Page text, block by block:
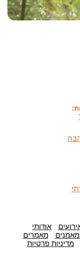
המסע
אודותי
מאמרים
מדיניות פרטיות